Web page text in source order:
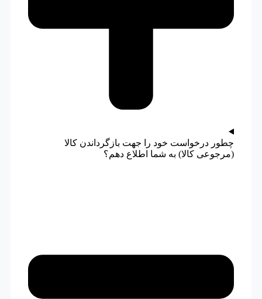
چطور درخواست خود را جهت بازگرداندن کالا
(مرجوعی کالا) به شما اطلاع دهم؟